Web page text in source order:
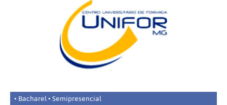
• Bacharel • Semipresencial